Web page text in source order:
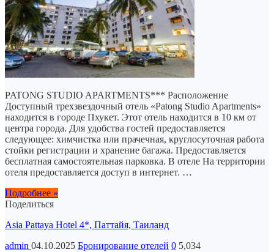
PATONG STUDIO APARTMENTS*** Расположение
Доступный трехзвездочный отель «Patong Studio Apartments»
находится в городе Пхукет. Этот отель находится в 10 км от
центра города. Для удобства гостей предоставляется
следующее: химчистка или прачечная, круглосуточная работа
стойки регистрации и хранение багажа. Предоставляется
бесплатная самостоятельная парковка. В отеле На территории
отеля предоставляется доступ в интернет. …
Подробнее »
Поделиться
Asia Pattaya Hotel 4*, Паттайя, Таиланд
admin 04.10.2025 Бронирование отелей 0 5,034